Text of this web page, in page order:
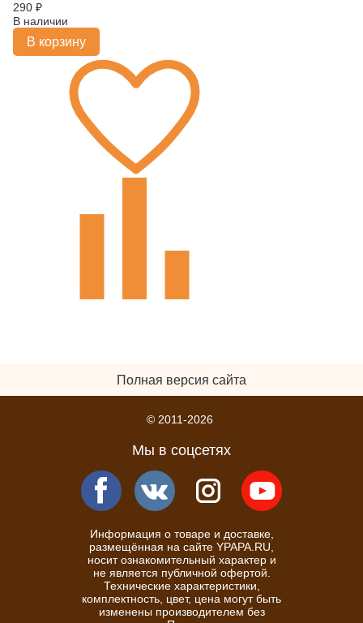
290 ₽
В наличии
В корзину
Полная версия сайта
© 2011-2026
Мы в соцсетях
Информация о товаре и доставке,
размещённая на сайте YPAPA.RU,
носит ознакомительный характер и
не является публичной офертой.
Технические характеристики,
комплектность, цвет, цена могут быть
изменены производителем без